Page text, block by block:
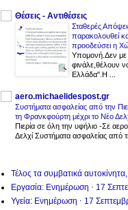
Θέσεις - Αντιθέσεις
Σταθερές
παρακολουθεί
προοδεύσει η
Υπομονή.Δεν με
φινάλε,θέλουν
Ελλάδα".Η ...
aero.michaelidespost.gr
Συστήματα ασφαλείας από την
τη Φρανκφούρτη μέχρι το Νέο
Πιερία σε όλη την υφήλιο -Σε
Δελχί Συστήματα ασφαλείας από
Τέλος τα συμβατικά
Εργασία: Ενημέρωση ⋅ 17
Υγεία: Ενημέρωση ⋅ 17